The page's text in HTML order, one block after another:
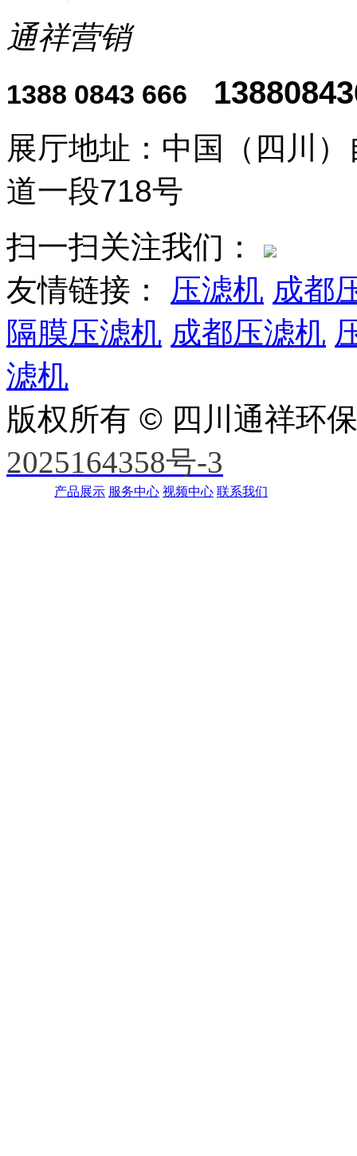
通祥营销
1388 0843 666
展厅地址：中国（四川
道一段718号
扫一扫关注我们：
友情链接：
压滤机 成都
隔膜压滤机 成都压滤机
滤机
版权所有 © 四川通祥环
2025164358号-3
产品展示 服务中心 视频中心 联系我们